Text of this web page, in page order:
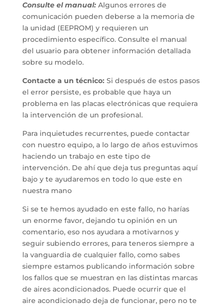
Consulte el manual: Algunos errores de
comunicación pueden deberse a la memoria de
la unidad (EEPROM) y requieren un
procedimiento específico. Consulte el manual
del usuario para obtener información detallada
sobre su modelo.
Contacte a un técnico: Si después de estos pasos
el error persiste, es probable que haya un
problema en las placas electrónicas que requiera
la intervención de un profesional.
Para inquietudes recurrentes, puede contactar
con nuestro equipo, a lo largo de años estuvimos
haciendo un trabajo en este tipo de
intervención. De ahí que deja tus preguntas aquí
bajo y te ayudaremos en todo lo que este en
nuestra mano
Si se te hemos ayudado en este fallo, no harías
un enorme favor, dejando tu opinión en un
comentario, eso nos ayudara a motivarnos y
seguir subiendo errores, para teneros siempre a
la vanguardia de cualquier fallo, como sabes
siempre estamos publicando información sobre
los fallos que se muestran en las distintas marcas
de aires acondicionados. Puede ocurrir que el
aire acondicionado deja de funcionar, pero no te